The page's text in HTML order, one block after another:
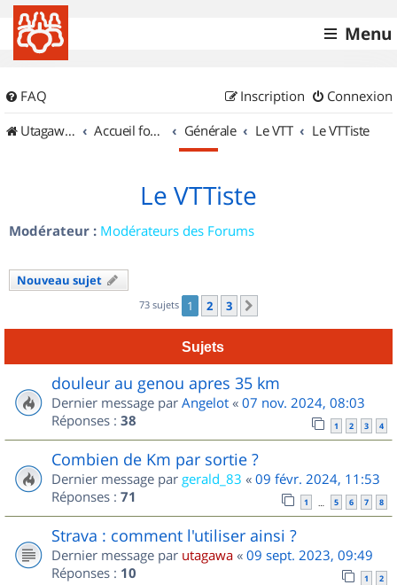
Menu
FAQ Connexion
Inscription
UtagawaVTT (Randos VTT et VTTAE avec traces GPS)
Accueil forum Générale Le VTT Le VTTiste
Le VTTiste
Modérateur : Modérateurs des Forums
Nouveau sujet
73 sujets 1 2 3
Sujets
douleur au genou apres 35 km
Dernier message par Angelot « 07 nov. 2024, 08:03
Réponses : 38 1 2 3 4
Combien de Km par sortie ?
Dernier message par gerald_83 « 09 févr. 2024, 11:53
Réponses : 71 1 … 5 6 7 8
Strava : comment l'utiliser ainsi ?
Dernier message par utagawa « 09 sept. 2023, 09:49
Réponses : 10 1 2